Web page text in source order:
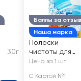
30г
Баллы за отзыв
Наша марка
Полоски
чистоты для
унитаза ЛЕНТА
Цена за 1 шт
С Картой №1